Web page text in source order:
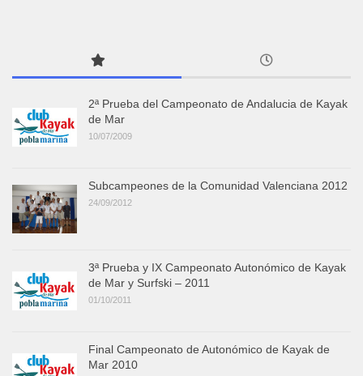
2ª Prueba del Campeonato de Andalucia de Kayak
de Mar
10/07/2009
Subcampeones de la Comunidad Valenciana 2012
24/09/2012
3ª Prueba y IX Campeonato Autonómico de Kayak
de Mar y Surfski – 2011
01/10/2011
Final Campeonato de Autonómico de Kayak de
Mar 2010